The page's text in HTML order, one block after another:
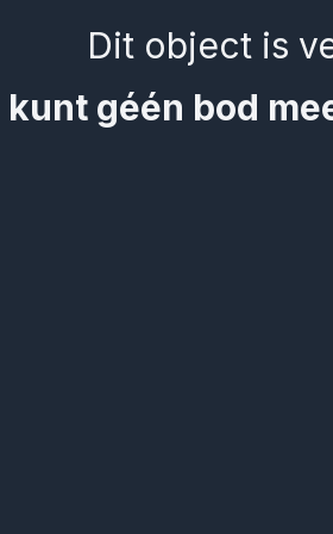
Dit object is
kunt géén bod